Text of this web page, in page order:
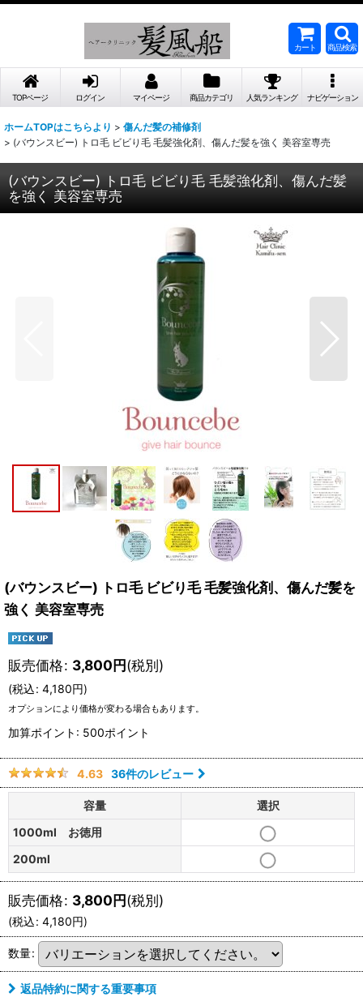
カート 商品検索
TOPページ ログイン マイページ 商品カテゴリ 人気ランキング ナビゲーション
ホームTOPはこちらより > 傷んだ髪の補修剤
> (バウンスビー) トロ毛 ビビり毛 毛髪強化剤、傷んだ髪を強く 美容室専売
(バウンスビー) トロ毛 ビビり毛 毛髪強化剤、傷んだ髪
を強く 美容室専売
(バウンスビー) トロ毛 ビビり毛 毛髪強化剤、傷んだ髪を
強く 美容室専売
販売価格: 3,800円(税別)
(税込: 4,180円)
オプションにより価格が変わる場合もあります。
加算ポイント: 500ポイント
4.63 36件のレビュー
容量
選択
1000ml お徳用
200ml
販売価格: 3,800円(税別)
(税込: 4,180円)
数量:
返品特約に関する重要事項